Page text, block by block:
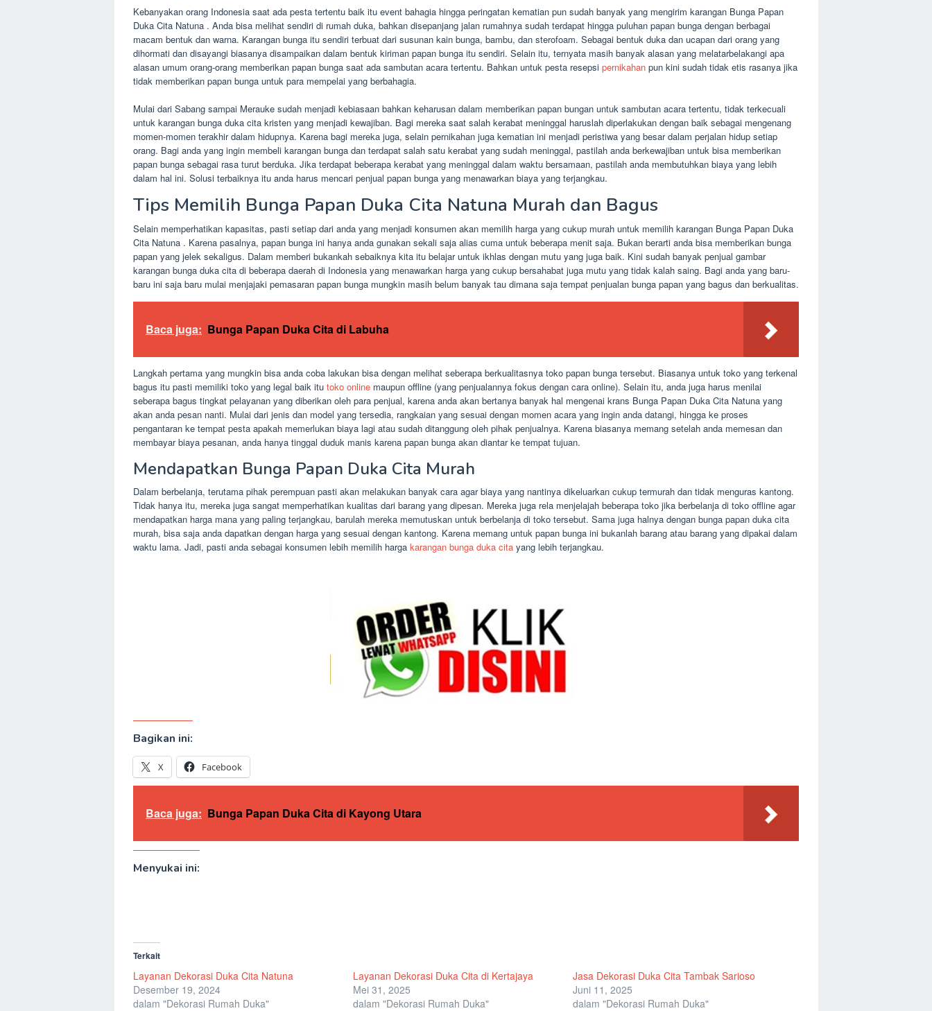
Kebanyakan orang Indonesia saat ada pesta tertentu baik itu event bahagia hingga peringatan kematian pun sudah banyak yang mengirim karangan Bunga Papan
Duka Cita Natuna . Anda bisa melihat sendiri di rumah duka, bahkan disepanjang jalan rumahnya sudah terdapat hingga puluhan papan bunga dengan berbagai
macam bentuk dan warna. Karangan bunga itu sendiri terbuat dari susunan kain bunga, bambu, dan sterofoam. Sebagai bentuk duka dan ucapan dari orang yang
dihormati dan disayangi biasanya disampaikan dalam bentuk kiriman papan bunga itu sendiri. Selain itu, ternyata masih banyak alasan yang melatarbelakangi apa
alasan umum orang-orang memberikan papan bunga saat ada sambutan acara tertentu. Bahkan untuk pesta resepsi pernikahan pun kini sudah tidak etis rasanya jika
tidak memberikan papan bunga untuk para mempelai yang berbahagia.
Mulai dari Sabang sampai Merauke sudah menjadi kebiasaan bahkan keharusan dalam memberikan papan bungan untuk sambutan acara tertentu, tidak terkecuali
untuk karangan bunga duka cita kristen yang menjadi kewajiban. Bagi mereka saat salah kerabat meninggal haruslah diperlakukan dengan baik sebagai mengenang
momen-momen terakhir dalam hidupnya. Karena bagi mereka juga, selain pernikahan juga kematian ini menjadi peristiwa yang besar dalam perjalan hidup setiap
orang. Bagi anda yang ingin membeli karangan bunga dan terdapat salah satu kerabat yang sudah meninggal, pastilah anda berkewajiban untuk bisa memberikan
papan bunga sebagai rasa turut berduka. Jika terdapat beberapa kerabat yang meninggal dalam waktu bersamaan, pastilah anda membutuhkan biaya yang lebih
dalam hal ini. Solusi terbaiknya itu anda harus mencari penjual papan bunga yang menawarkan biaya yang terjangkau.
Tips Memilih Bunga Papan Duka Cita Natuna Murah dan Bagus
Selain memperhatikan kapasitas, pasti setiap dari anda yang menjadi konsumen akan memilih harga yang cukup murah untuk memilih karangan Bunga Papan Duka
Cita Natuna . Karena pasalnya, papan bunga ini hanya anda gunakan sekali saja alias cuma untuk beberapa menit saja. Bukan berarti anda bisa memberikan bunga
papan yang jelek sekaligus. Dalam memberi bukankah sebaiknya kita itu belajar untuk ikhlas dengan mutu yang juga baik. Kini sudah banyak penjual gambar
karangan bunga duka cita di beberapa daerah di Indonesia yang menawarkan harga yang cukup bersahabat juga mutu yang tidak kalah saing. Bagi anda yang baru-
baru ini saja baru mulai menjajaki pemasaran papan bunga mungkin masih belum banyak tau dimana saja tempat penjualan bunga papan yang bagus dan berkualitas.
Baca juga: Bunga Papan Duka Cita di Labuha
Langkah pertama yang mungkin bisa anda coba lakukan bisa dengan melihat seberapa berkualitasnya toko papan bunga tersebut. Biasanya untuk toko yang terkenal
bagus itu pasti memiliki toko yang legal baik itu toko online maupun offline (yang penjualannya fokus dengan cara online). Selain itu, anda juga harus menilai
seberapa bagus tingkat pelayanan yang diberikan oleh para penjual, karena anda akan bertanya banyak hal mengenai krans Bunga Papan Duka Cita Natuna yang
akan anda pesan nanti. Mulai dari jenis dan model yang tersedia, rangkaian yang sesuai dengan momen acara yang ingin anda datangi, hingga ke proses
pengantaran ke tempat pesta apakah memerlukan biaya lagi atau sudah ditanggung oleh pihak penjualnya. Karena biasanya memang setelah anda memesan dan
membayar biaya pesanan, anda hanya tinggal duduk manis karena papan bunga akan diantar ke tempat tujuan.
Mendapatkan Bunga Papan Duka Cita Murah
Dalam berbelanja, terutama pihak perempuan pasti akan melakukan banyak cara agar biaya yang nantinya dikeluarkan cukup termurah dan tidak menguras kantong.
Tidak hanya itu, mereka juga sangat memperhatikan kualitas dari barang yang dipesan. Mereka juga rela menjelajah beberapa toko jika berbelanja di toko offline agar
mendapatkan harga mana yang paling terjangkau, barulah mereka memutuskan untuk berbelanja di toko tersebut. Sama juga halnya dengan bunga papan duka cita
murah, bisa saja anda dapatkan dengan harga yang sesuai dengan kantong. Karena memang untuk papan bunga ini bukanlah barang atau barang yang dipakai dalam
waktu lama. Jadi, pasti anda sebagai konsumen lebih memilih harga karangan bunga duka cita yang lebih terjangkau.
Bagikan ini:
X Facebook
Baca juga: Bunga Papan Duka Cita di Kayong Utara
Menyukai ini:
Terkait
Layanan Dekorasi Duka Cita Natuna
Desember 19, 2024
dalam "Dekorasi Rumah Duka"
Layanan Dekorasi Duka Cita di Kertajaya
Mei 31, 2025
dalam "Dekorasi Rumah Duka"
Jasa Dekorasi Duka Cita Tambak Sarioso
Juni 11, 2025
dalam "Dekorasi Rumah Duka"